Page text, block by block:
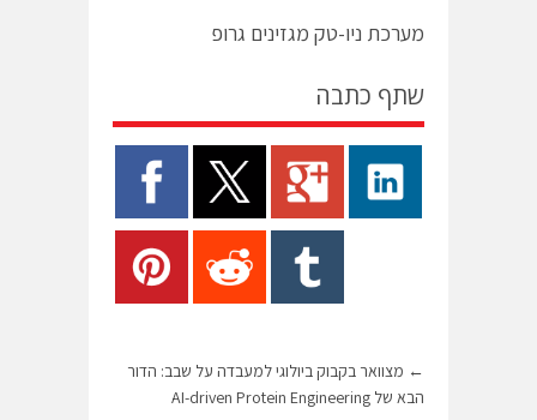
מערכת ניו-טק מגזינים גרופ
שתף כתבה
← מצוואר בקבוק ביולוגי למעבדה על שבב: הדור
הבא של AI-driven Protein Engineering